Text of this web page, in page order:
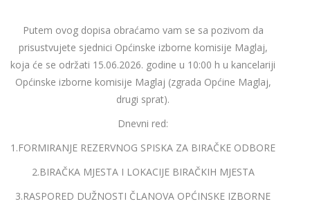
Putem ovog dopisa obraćamo vam se sa pozivom da
prisustvujete sjednici Općinske izborne komisije Maglaj,
koja će se održati 15.06.2026. godine u 10:00 h u kancelariji
Općinske izborne komisije Maglaj (zgrada Općine Maglaj,
drugi sprat).
Dnevni red:
1.FORMIRANJE REZERVNOG SPISKA ZA BIRAČKE ODBORE
2.BIRAČKA MJESTA I LOKACIJE BIRAČKIH MJESTA
3.RASPORED DUŽNOSTI ČLANOVA OPĆINSKE IZBORNE